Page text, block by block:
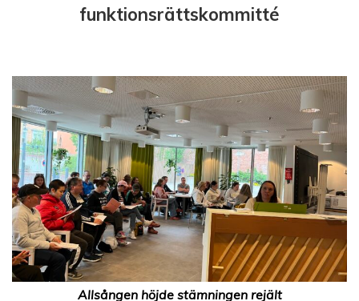
funktionsrättskommitté
Allsången höjde stämningen rejält